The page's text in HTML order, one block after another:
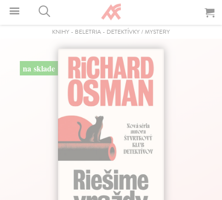
KNIHY - BELETRIA - DETEKTÍVKY / MYSTERY
na sklade